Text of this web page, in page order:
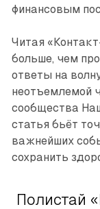
финансовым
Читая
больше, чем
ответы на
неотъемлемой
сообщества
статья бьёт
важнейших
сохранить
Полистай